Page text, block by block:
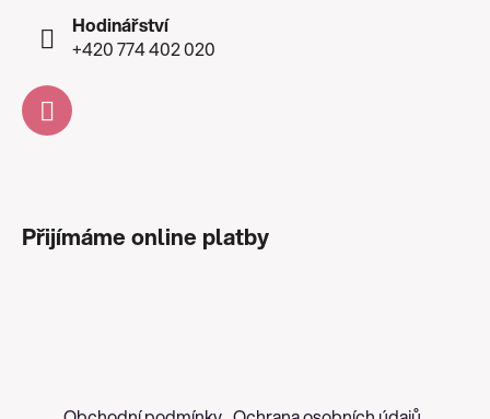
Hodinářství
+420 774 402 020
Přijímáme online platby